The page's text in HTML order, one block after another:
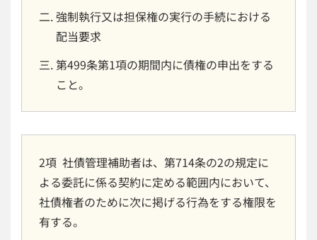
強制執行又は担保権の実行の手続における
配当要求
第499条第1項の期間内に債権の申出をする
こと。
2項 社債管理補助者は、第714条の2の規定に
よる委託に係る契約に定める範囲内において、
社債権者のために次に掲げる行為をする権限を
有する。